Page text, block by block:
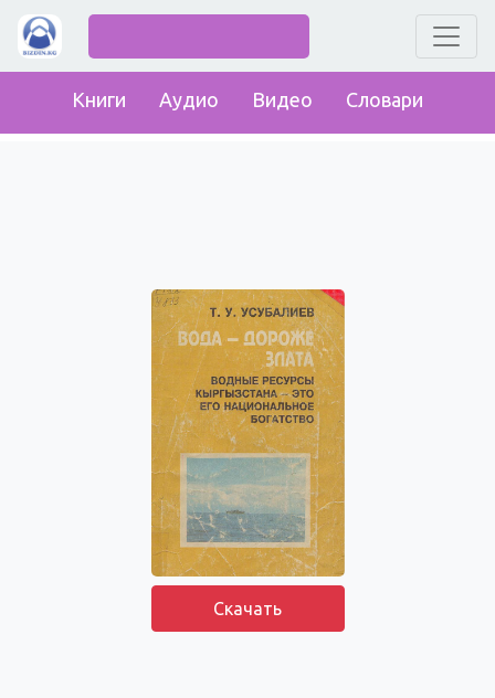
Книги Аудио Видео Словари
Скачать